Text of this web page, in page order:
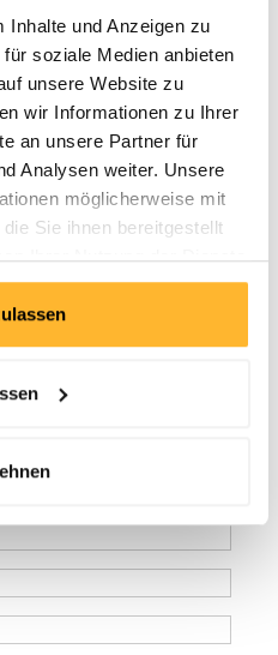
Inhalte und Anzeigen zu
soziale Medien anbieten
unsere Website zu
wir Informationen zu Ihrer
an unsere Partner für
Analysen weiter. Unsere
möglicherweise mit
Sie ihnen bereitgestellt
Ihrer Nutzung der Dienste